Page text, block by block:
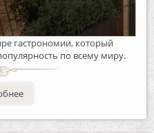
гастрономии, который
по всему миру.